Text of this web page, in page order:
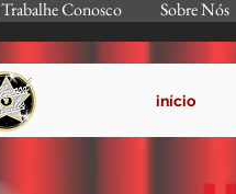
início
Trabalhe Conosco Sobre Nós